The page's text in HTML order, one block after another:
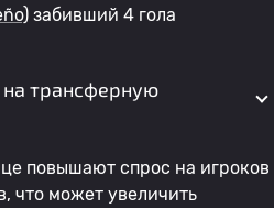
Серро Портеньо
забивший 4 гола
на трансферную
повышают спрос на игроков
что может увеличить